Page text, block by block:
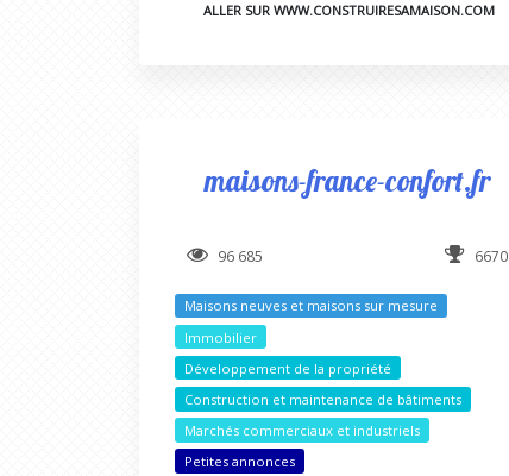
ALLER SUR WWW.CONSTRUIRESAMAISON.COM
maisons-france-confort.fr
96 685 6670
Maisons neuves et maisons sur mesure
Immobilier
Développement de la propriété
Construction et maintenance de bâtiments
Marchés commerciaux et industriels
Petites annonces